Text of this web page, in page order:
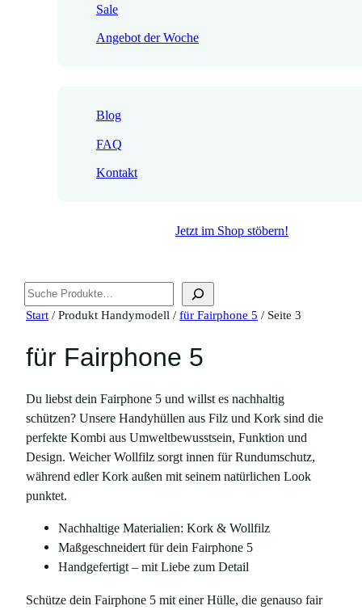
Sale
Angebot der Woche
Blog
FAQ
Kontakt
Jetzt im Shop stöbern!
Suchen
Start / Produkt Handymodell / für Fairphone 5 / Seite 3
für Fairphone 5
Du liebst dein Fairphone 5 und willst es nachhaltig
schützen? Unsere Handyhüllen aus Filz und Kork sind die
perfekte Kombi aus Umweltbewusstsein, Funktion und
Design. Weicher Wollfilz sorgt innen für Rundumschutz,
während edler Kork außen mit seinem natürlichen Look
punktet.
Nachhaltige Materialien: Kork & Wollfilz
Maßgeschneidert für dein Fairphone 5
Handgefertigt – mit Liebe zum Detail
Schütze dein Fairphone 5 mit einer Hülle, die genauso fair